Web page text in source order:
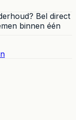
Bel direct
binnen één